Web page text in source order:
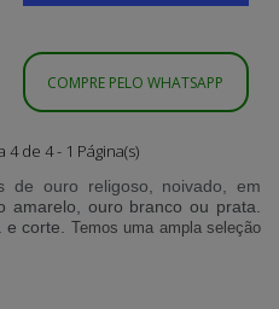
COMPRE PELO WHATSAPP
de 4 - 1 Página(s)
de ouro religoso, noivado, em
amarelo, ouro branco ou prata.
corte. Temos uma ampla seleção